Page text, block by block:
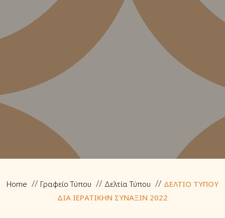
Home Γραφείο Τύπου Δελτία Τύπου
ΔΕΛΤΙΟ ΤΥΠΟΥ
ΔΙΑ ΙΕΡΑΤΙΚΗΝ ΣΥΝΑΞΙΝ 2022